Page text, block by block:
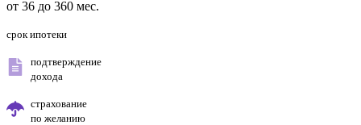
от 36 до 360 мес.
срок ипотеки
подтверждение
дохода
страхование
по желанию